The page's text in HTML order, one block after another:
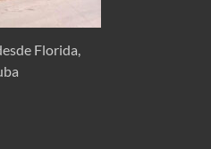
Florida,